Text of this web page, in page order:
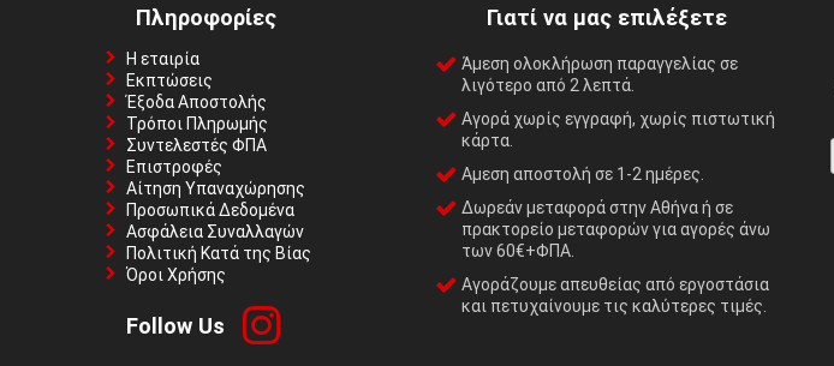
Πληροφορίες
Η εταιρία
Εκπτώσεις
Έξοδα Αποστολής
Τρόποι Πληρωμής
Συντελεστές ΦΠΑ
Επιστροφές
Αίτηση Υπαναχώρησης
Προσωπικά Δεδομένα
Ασφάλεια Συναλλαγών
Πολιτική Κατά της Βίας
Όροι Χρήσης
Follow Us
Γιατί να μας επιλέξετε
Άμεση ολοκλήρωση παραγγελίας σε
λιγότερο από 2 λεπτά.
Αγορά χωρίς εγγραφή, χωρίς πιστωτική
κάρτα.
Αμεση αποστολή σε 1-2 ημέρες.
Δωρεάν μεταφορά στην Αθήνα ή σε
πρακτορείο μεταφορών για αγορές άνω
των 60€+ΦΠΑ.
Αγοράζουμε απευθείας από εργοστάσια
και πετυχαίνουμε τις καλύτερες τιμές.